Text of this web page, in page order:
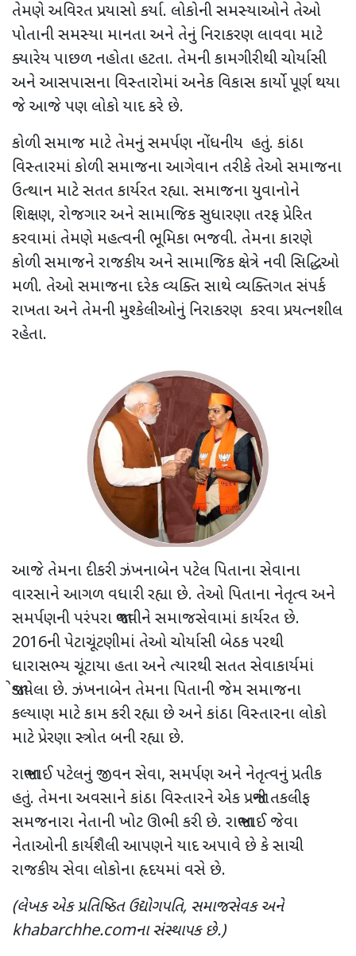
તેમણે અવિરત પ્રયાસો કર્યા. લોકોની સમસ્યાઓને તેઓ
પોતાની સમસ્યા માનતા અને તેનું નિરાકરણ લાવવા માટે
ક્યારેય પાછળ નહોતા હટતા. તેમની કામગીરીથી ચોર્યાસી
અને આસપાસના વિસ્તારોમાં અનેક વિકાસ કાર્યો પૂર્ણ થયા
જે આજે પણ લોકો યાદ કરે છે.
કોળી સમાજ માટે તેમનું સમર્પણ નોંધનીય હતું. કાંઠા
વિસ્તારમાં કોળી સમાજના આગેવાન તરીકે તેઓ સમાજના
ઉત્થાન માટે સતત કાર્યરત રહ્યા. સમાજના યુવાનોને
શિક્ષણ, રોજગાર અને સામાજિક સુધારણા તરફ પ્રેરિત
કરવામાં તેમણે મહત્વની ભૂમિકા ભજવી. તેમના કારણે
કોળી સમાજને રાજકીય અને સામાજિક ક્ષેત્રે નવી સિદ્ધિઓ
મળી. તેઓ સમાજના દરેક વ્યક્તિ સાથે વ્યક્તિગત સંપર્ક
રાખતા અને તેમની મુશ્કેલીઓનું નિરાકરણ કરવા પ્રયત્નશીલ
રહેતા.
આજે તેમના દીકરી ઝંખનાબેન પટેલ પિતાના સેવાના
વારસાને આગળ વધારી રહ્યા છે. તેઓ પિતાના નેતૃત્વ અને
સમર્પણની પરંપરા જાળવીને સમાજસેવામાં કાર્યરત છે.
2016ની પેટાચૂંટણીમાં તેઓ ચોર્યાસી બેઠક પરથી
ધારાસભ્ય ચૂંટાયા હતા અને ત્યારથી સતત સેવાકાર્યમાં
જોડાયેલા છે. ઝંખનાબેન તેમના પિતાની જેમ સમાજના
કલ્યાણ માટે કામ કરી રહ્યા છે અને કાંઠા વિસ્તારના લોકો
માટે પ્રેરણા સ્ત્રોત બની રહ્યા છે.
રાજાભાઈ પટેલનું જીવન સેવા, સમર્પણ અને નેતૃત્વનું પ્રતીક
હતું. તેમના અવસાને કાંઠા વિસ્તારને એક પ્રજાની તકલીફ
સમજનારા નેતાની ખોટ ઊભી કરી છે. રાજાભાઈ જેવા
નેતાઓની કાર્યશૈલી આપણને યાદ અપાવે છે કે સાચી
રાજકીય સેવા લોકોના હૃદયમાં વસે છે.
(લેખક એક પ્રતિષ્ઠિત ઉદ્યોગપતિ, સમાજસેવક અને
khabarchhe.comના સંસ્થાપક છે.)